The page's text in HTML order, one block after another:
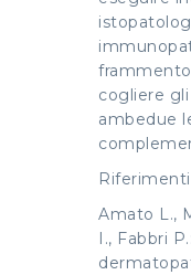
cogliere
ambedue
Amato L.,
I., Fabbri